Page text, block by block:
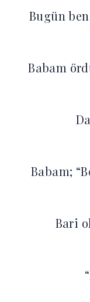
Bugün
Babam
Babam;
Bari